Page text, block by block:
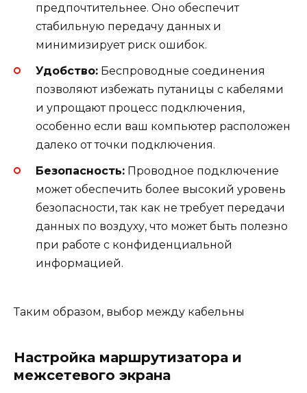
предпочтительнее. Оно обеспечит
стабильную передачу данных и
минимизирует риск ошибок.
Удобство: Беспроводные соединения
позволяют избежать путаницы с кабелями
и упрощают процесс подключения,
особенно если ваш компьютер расположен
далеко от точки подключения.
Безопасность: Проводное подключение
может обеспечить более высокий уровень
безопасности, так как не требует передачи
данных по воздуху, что может быть полезно
при работе с конфиденциальной
информацией.
Таким образом, выбор между кабельны
Настройка маршрутизатора и
межсетевого экрана